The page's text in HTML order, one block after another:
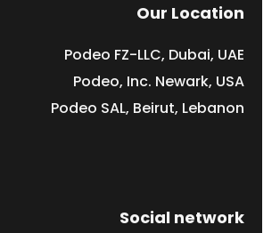
Our Location
Podeo FZ-LLC, Dubai, UAE
Podeo, Inc. Newark, USA
Podeo SAL, Beirut, Lebanon
Social network